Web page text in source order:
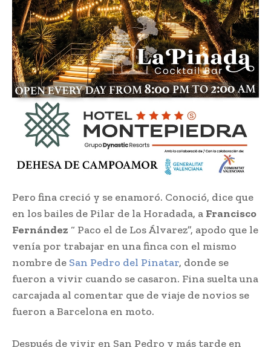
Pero fina creció y se enamoró. Conoció,​ dice que
en los bailes de Pilar de la Horadada,​ a Francisco
Fernández “ Paco el de​ Los Álvarez”, apodo que le
venía por trabajar​ en una finca con el mismo
nombre​ de San Pedro del Pinatar, donde se
fueron​ a vivir cuando se casaron. Fina suelta una​
carcajada al comentar que de viaje de novios​ se
fueron a Barcelona en moto.​
Después de vivir en San Pedro y más tarde​ en